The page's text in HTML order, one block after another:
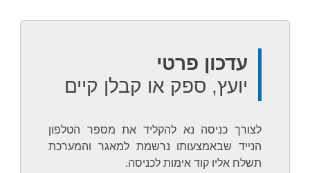
עדכון פרטי
יועץ, ספק או קבלן קיים
לצורך כניסה נא להקליד את מספר הטלפון
הנייד שבאמצעותו נרשמת למאגר והמערכת
תשלח אליו קוד אימות לכניסה.